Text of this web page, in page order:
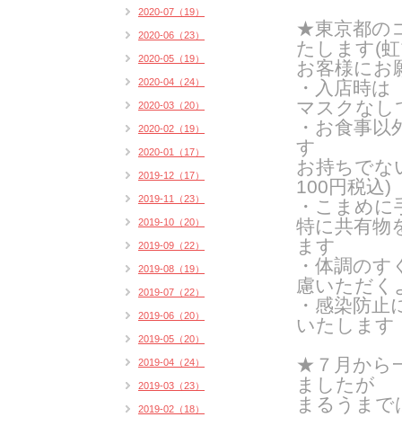
★東京都の
たします(
お客様にお
・入店時
マスクなし
・お食事
す
お持ちでな
100円税込)
・こまめ
特に共有物
ます
・体調の
慮いただく
・感染防
いたします
★７月から
ましたが
まるうま
2020-07（19）
2020-06（23）
2020-05（19）
2020-04（24）
2020-03（20）
2020-02（19）
2020-01（17）
2019-12（17）
2019-11（23）
2019-10（20）
2019-09（22）
2019-08（19）
2019-07（22）
2019-06（20）
2019-05（20）
2019-04（24）
2019-03（23）
2019-02（18）